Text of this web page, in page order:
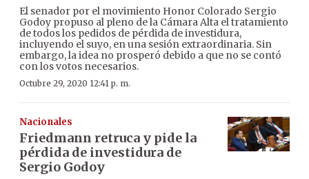
El senador por el movimiento Honor Colorado Sergio
Godoy propuso al pleno de la Cámara Alta el tratamiento
de todos los pedidos de pérdida de investidura,
incluyendo el suyo, en una sesión extraordinaria. Sin
embargo, la idea no prosperó debido a que no se contó
con los votos necesarios.
Octubre 29, 2020 12:41 p. m.
Nacionales
Friedmann retruca y pide la
pérdida de investidura de
Sergio Godoy